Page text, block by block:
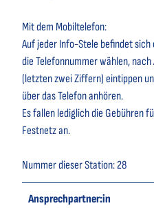
Mit dem Mobiltelefon:
Auf jeder Info-Stele befindet
die Telefonnummer wählen,
(letzten zwei Ziffern) eintippen
über das Telefon anhören.
Es fallen lediglich die Gebühren
Festnetz an.
Nummer dieser Station: 28
Ansprechpartner:in